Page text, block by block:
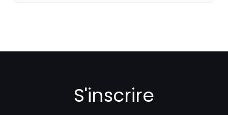
S'inscrire